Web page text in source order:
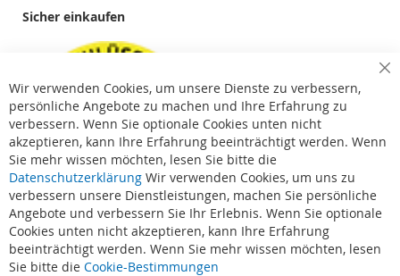
Sicher einkaufen
Suchbegriffe
Wir verwenden Cookies, um unsere Dienste zu verbessern,
persönliche Angebote zu machen und Ihre Erfahrung zu
verbessern. Wenn Sie optionale Cookies unten nicht
akzeptieren, kann Ihre Erfahrung beeinträchtigt werden. Wenn
Sie mehr wissen möchten, lesen Sie bitte die
Datenschutzerklärung Wir verwenden Cookies, um uns zu
verbessern unsere Dienstleistungen, machen Sie persönliche
Angebote und verbessern Sie Ihr Erlebnis. Wenn Sie optionale
Cookies unten nicht akzeptieren, kann Ihre Erfahrung
beeinträchtigt werden. Wenn Sie mehr wissen möchten, lesen
Sie bitte die Cookie-Bestimmungen